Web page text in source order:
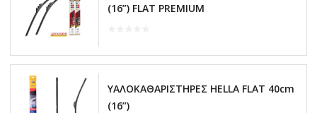
(16”) FLAT PREMIUM
ΥΑΛΟΚΑΘΑΡΙΣΤΗΡΕΣ HELLA FLAT 40cm
(16”)